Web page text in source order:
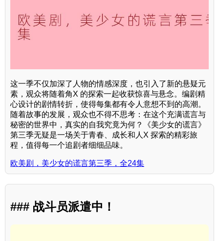
这一季不仅加深了人物的情感深度，也引入了新的悬疑元
素，观众将随着角X 的探索一起收获惊喜与悬念。编剧精
心设计的剧情转折，使得每集都有令人意想不到的高潮。
随着故事的发展，观众也不得不思考：在这个充满谎言与
秘密的世界中，真实的自我究竟为何？《美少女的谎言》
第三季无疑是一场关于青春、成长和人X 探索的精彩旅
程，值得每一个追剧者细细品味。
欧美剧，美少女的谎言第三季，全24集
### 战斗员派遣中！